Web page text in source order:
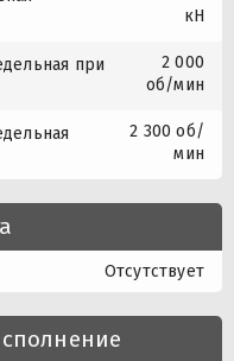
кН
при
2 000
об/мин
2 300 об/
мин
Отсутствует